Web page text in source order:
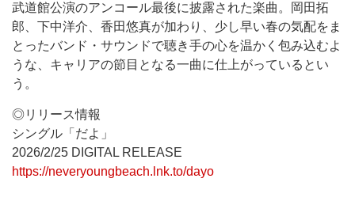
武道館公演のアンコール最後に披露された楽曲。岡田拓
郎、下中洋介、香田悠真が加わり、少し早い春の気配をま
とったバンド・サウンドで聴き手の心を温かく包み込むよ
うな、キャリアの節目となる一曲に仕上がっているとい
う。
◎リリース情報
シングル「だよ」
2026/2/25 DIGITAL RELEASE
https://neveryoungbeach.lnk.to/dayo